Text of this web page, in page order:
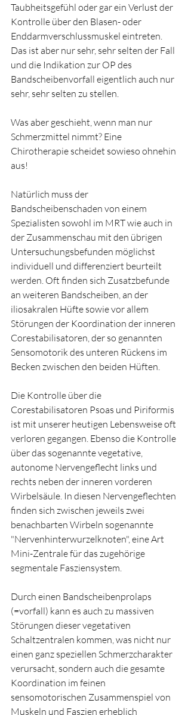
Taubheitsgefühl oder gar ein Verlust der
Kontrolle über den Blasen- oder
Enddarmverschlussmuskel eintreten.
Das ist aber nur sehr, sehr selten der Fall
und die Indikation zur OP des
Bandscheibenvorfall eigentlich auch nur
sehr, sehr selten zu stellen.
Was aber geschieht, wenn man nur
Schmerzmittel nimmt? Eine
Chirotherapie scheidet sowieso ohnehin
aus!
Natürlich muss der
Bandscheibenschaden von einem
Spezialisten sowohl im MRT wie auch in
der Zusammenschau mit den übrigen
Untersuchungsbefunden möglichst
individuell und differenziert beurteilt
werden. Oft finden sich Zusatzbefunde
an weiteren Bandscheiben, an der
iliosakralen Hüfte sowie vor allem
Störungen der Koordination der inneren
Corestabilisatoren, der so genannten
Sensomotorik des unteren Rückens im
Becken zwischen den beiden Hüften.
Die Kontrolle über die
Corestabilisatoren Psoas und Piriformis
ist mit unserer heutigen Lebensweise oft
verloren gegangen. Ebenso die Kontrolle
über das sogenannte vegetative,
autonome Nervengeflecht links und
rechts neben der inneren vorderen
Wirbelsäule. In diesen Nervengeflechten
finden sich zwischen jeweils zwei
benachbarten Wirbeln sogenannte
"Nervenhinterwurzelknoten", eine Art
Mini-Zentrale für das zugehörige
segmentale Fasziensystem.
Durch einen Bandscheibenprolaps
(=vorfall) kann es auch zu massiven
Störungen dieser vegetativen
Schaltzentralen kommen, was nicht nur
einen ganz speziellen Schmerzcharakter
verursacht, sondern auch die gesamte
Koordination im feinen
sensomotorischen Zusammenspiel von
Muskeln und Faszien erheblich